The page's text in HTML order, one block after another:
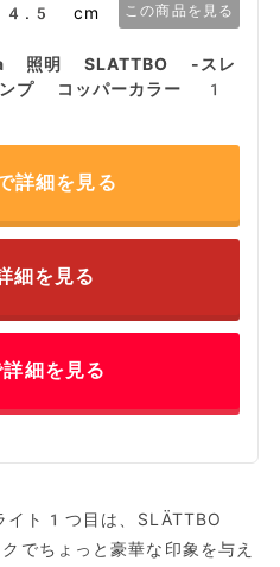
この商品を見る
照明 SLATTBO -スレ
ンプ コッパーカラー 1
詳細を見る
細を見る
細を見る
イト1つ目は、SLÄTTBO
でちょっと豪華な印象を与え